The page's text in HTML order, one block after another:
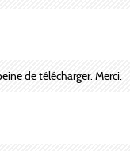
de télécharger. Merci.